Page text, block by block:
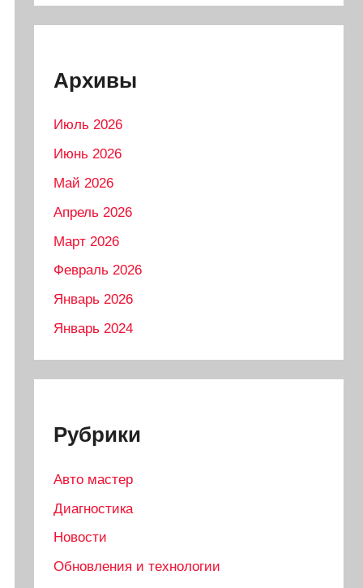
Архивы
Июль 2026
Июнь 2026
Май 2026
Апрель 2026
Март 2026
Февраль 2026
Январь 2026
Январь 2024
Рубрики
Авто мастер
Диагностика
Новости
Обновления и технологии